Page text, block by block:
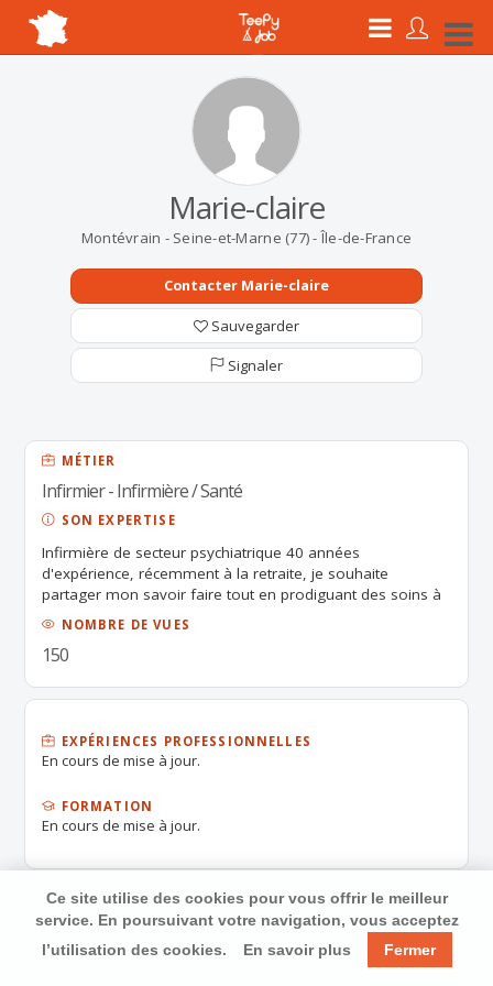
Marie-claire
Montévrain - Seine-et-Marne (77) - Île-de-France
Contacter Marie-claire
Sauvegarder
Signaler
MÉTIER
Infirmier - Infirmière / Santé
SON EXPERTISE
Infirmière de secteur psychiatrique 40 années
d'expérience, récemment à la retraite, je souhaite
partager mon savoir faire tout en prodiguant des soins à
temps partiel où le besoin se ferait sentir. Pourrais faire
des remplacements de nuit ou de jour.
NOMBRE DE VUES
150
EXPÉRIENCES PROFESSIONNELLES
En cours de mise à jour.
FORMATION
En cours de mise à jour.
Ce site utilise des cookies pour vous offrir le meilleur
service. En poursuivant votre navigation, vous acceptez
l’utilisation des cookies.
En savoir plus Fermer